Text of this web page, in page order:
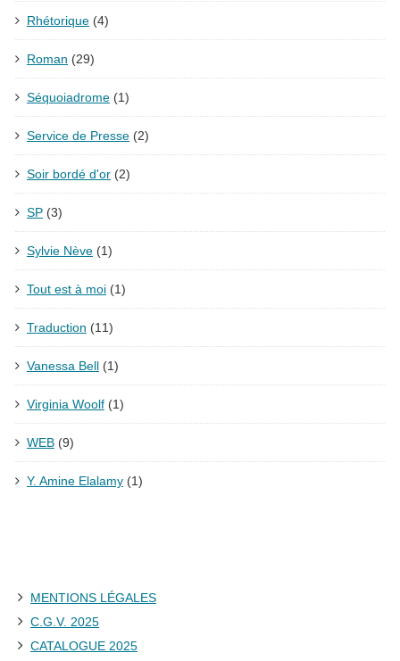
Rhétorique (4)
Roman (29)
Séquoiadrome (1)
Service de Presse (2)
Soir bordé d'or (2)
SP (3)
Sylvie Nève (1)
Tout est à moi (1)
Traduction (11)
Vanessa Bell (1)
Virginia Woolf (1)
WEB (9)
Y. Amine Elalamy (1)
MENTIONS LÉGALES
C.G.V. 2025
CATALOGUE 2025